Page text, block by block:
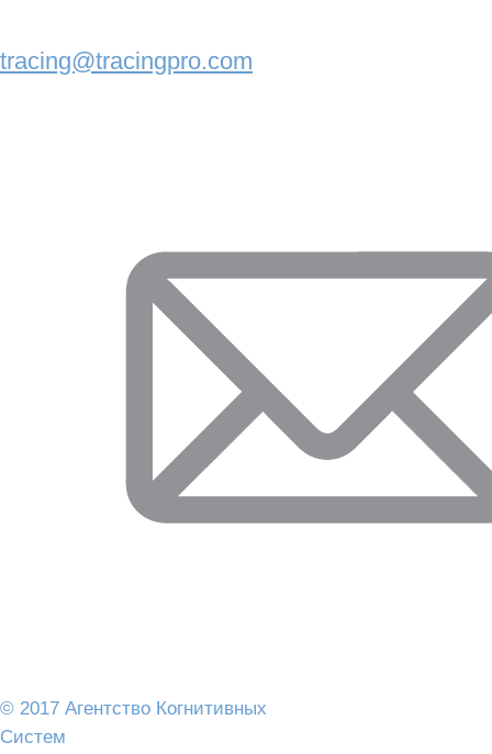
tracing@tracingpro.com
© 2017 Агентство Когнитивных
Систем